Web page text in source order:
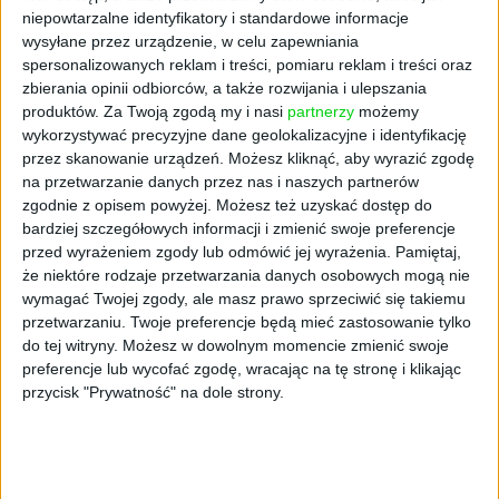
niepowtarzalne identyfikatory i standardowe informacje
wysyłane przez urządzenie, w celu zapewniania
spersonalizowanych reklam i treści, pomiaru reklam i treści oraz
zbierania opinii odbiorców, a także rozwijania i ulepszania
produktów. Za Twoją zgodą my i nasi partnerzy możemy
wykorzystywać precyzyjne dane geolokalizacyjne i identyfikację
przez skanowanie urządzeń. Możesz kliknąć, aby wyrazić zgodę
na przetwarzanie danych przez nas i naszych partnerów
zgodnie z opisem powyżej. Możesz też uzyskać dostęp do
bardziej szczegółowych informacji i zmienić swoje preferencje
przed wyrażeniem zgody lub odmówić jej wyrażenia.
Pamiętaj,
że niektóre rodzaje przetwarzania danych osobowych mogą nie
wymagać Twojej zgody, ale masz prawo sprzeciwić się takiemu
przetwarzaniu. Twoje preferencje będą mieć zastosowanie tylko
do tej witryny. Możesz w dowolnym momencie zmienić swoje
preferencje lub wycofać zgodę, wracając na tę stronę i klikając
przycisk "Prywatność" na dole strony.
świadczeń pieniężnych przez trzech
przedsiębiorców:
Fresh Logistics Polska z Robakowa (woj.
wielkopolskie) – spółkę wyspecjalizowaną w
obsłudze logistycznej świeżych produktów.
Pekaes z siedzibą w Błoniu (woj.
mazowieckie) – podmiot z branży transportu,
spedycji i logistyki.
Przedsiębiorstwo Handlowe Alfa-Electro z
Katowic – dystrybutora artykułów
elektrotechnicznych dla profesjonalistów.
Pomimo, że spółki również wygenerowały
zatory płatnicze, nie została na nie nałożona
kara pieniężna. Aktualne brzmienie przepisów